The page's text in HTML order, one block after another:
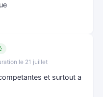
le 21 juillet
et surtout a